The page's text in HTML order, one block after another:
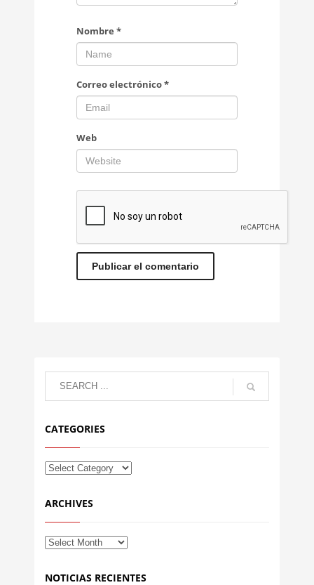
Nombre *
Correo electrónico*
Web
CATEGORIES
ARCHIVES
NOTICIAS RECIENTES